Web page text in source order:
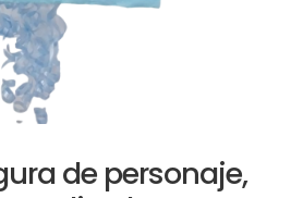
de personaje,